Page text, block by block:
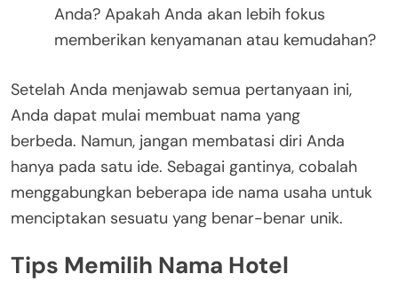
Anda? Apakah Anda akan lebih fokus
memberikan kenyamanan atau kemudahan?
Setelah Anda menjawab semua pertanyaan ini,
Anda dapat mulai membuat nama yang
berbeda. Namun, jangan membatasi diri Anda
hanya pada satu ide. Sebagai gantinya, cobalah
menggabungkan beberapa ide nama usaha untuk
menciptakan sesuatu yang benar-benar unik.
Tips Memilih Nama Hotel